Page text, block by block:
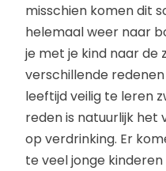
misschien komen dit
helemaal weer naar
je met je kind naar de
verschillende
leeftijd veilig te leren
reden is natuurlijk het
op verdrinking. Er
te veel jonge